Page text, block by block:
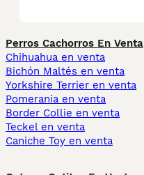
Perros Cachorros En Venta
Chihuahua en venta
Bichón Maltés en venta
Yorkshire Terrier en venta
Pomerania en venta
Border Collie en venta
Teckel en venta
Caniche Toy en venta